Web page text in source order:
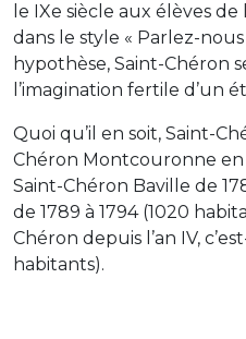
le IXe siècle aux élèves
dans le style « Parlez-
hypothèse, Saint-Chéron
l’imagination fertile d’un
Quoi qu’il en soit, Saint-
Chéron Montcouronne en
Saint-Chéron Baville de
de 1789 à 1794 (1020
Chéron depuis l’an IV,
habitants).